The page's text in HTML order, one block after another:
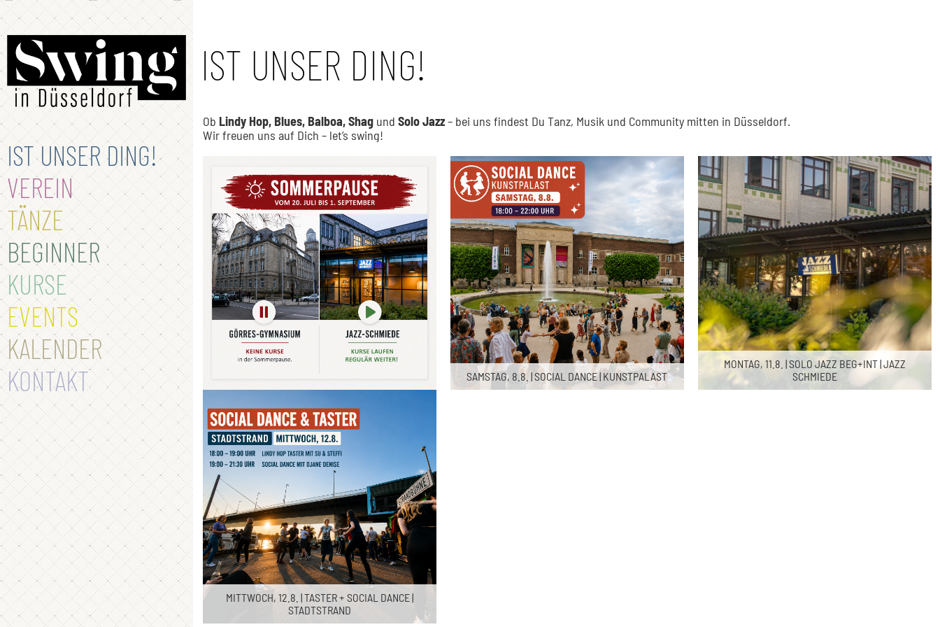
IST UNSER DING!
VEREIN
TÄNZE
BEGINNER
KURSE
EVENTS
KALENDER
KONTAKT
IST UNSER DING!
Ob Lindy Hop, Blues, Balboa, Shag und Solo Jazz– bei uns findest Du Tanz, Musik und Community mitten in Düsseldorf.
Wir freuen uns auf Dich – let’s swing!
MITTWOCH, 12.8. | TASTER + SOCIAL DANCE |
STADTSTRAND
SAMSTAG, 8.8. | SOCIAL DANCE | KUNSTPALAST
MONTAG, 11.8. | SOLO JAZZ BEG+INT | JAZZ
SCHMIEDE